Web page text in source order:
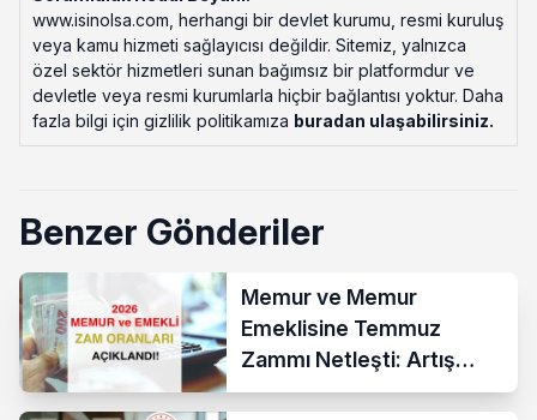
www.isinolsa.com, herhangi bir devlet kurumu, resmi kuruluş
veya kamu hizmeti sağlayıcısı değildir. Sitemiz, yalnızca
özel sektör hizmetleri sunan bağımsız bir platformdur ve
devletle veya resmi kurumlarla hiçbir bağlantısı yoktur. Daha
fazla bilgi için gizlilik politikamıza buradan ulaşabilirsiniz.
Benzer Gönderiler
Memur ve Memur
Emeklisine Temmuz
Zammı Netleşti: Artış
Yüzde 13,52 Oldu